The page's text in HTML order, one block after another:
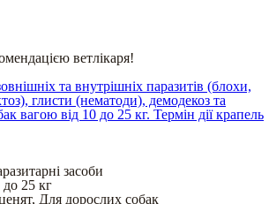
ветлікаря!
та внутрішніх паразитів (блохи,
глисти (нематоди), демодекоз та
вагою від 10 до 25 кг. Термін дії крапель
засоби
до 25 кг
, Для дорослих собак